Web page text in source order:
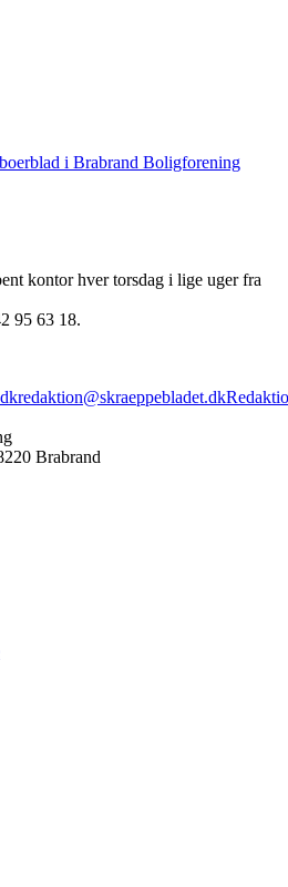
i Brabrand Boligforening
kontor hver torsdag i lige uger fra
95 63 18.
redaktion@skraeppebladet.dk
Brabrand